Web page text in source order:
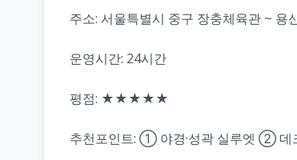
주소: 서울특별시 중구 장충체육관 ~ 용
운영시간: 24시간
평점: ★★★★★
추천포인트: ① 야경·성곽 실루엣 ② 데